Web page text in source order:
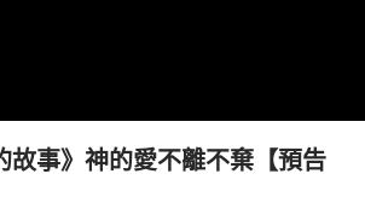
故事》神的愛不離不棄【預告